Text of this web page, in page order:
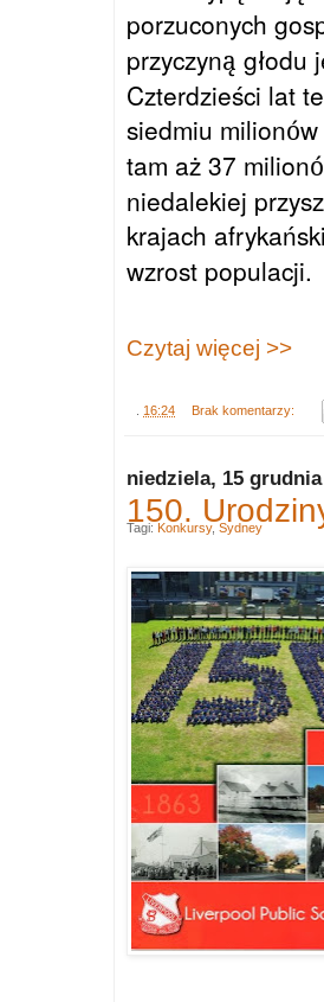
porzuconych
przyczyną głodu
Czterdzieści lat
siedmiu milionó
tam aż 37 milionó
niedalekiej
krajach
wzrost populacji.
Czytaj więcej >>
16:24 Brak komentarzy:
niedziela, 15 grudnia
150.
Tagi: Konkursy, Sydney